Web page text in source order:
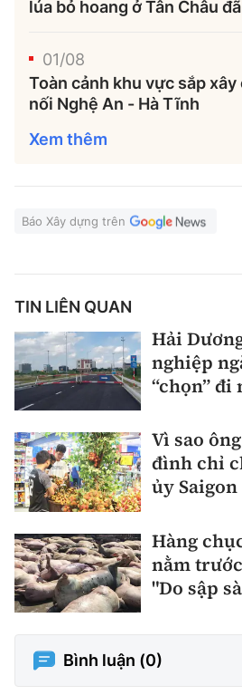
lúa bỏ hoang ở Tân Châu
01/08
Toàn cảnh khu vực sắp xây
nối Nghệ An - Hà Tĩnh
Xem thêm
Báo Xây dựng trên
TIN LIÊN QUAN
Hải
nghiệp
“chọn” đi
Vì sao
đình chỉ
ủy Saigon
Hàng
nằm
"Do sập
Bình luận (0)